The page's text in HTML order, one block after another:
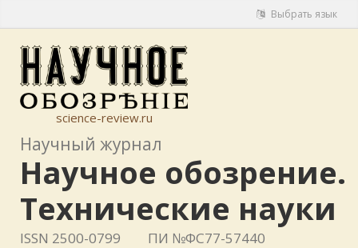
Выбрать язык
science-review.ru
Научный журнал
Научное обозрение.
Технические науки
ISSN 2500-0799 ПИ №ФС77-57440